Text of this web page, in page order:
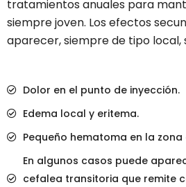
tratamientos anuales para
siempre joven. Los efectos
aparecer, siempre de tipo local,
Dolor en el punto de inyección.
Edema local y eritema.
Pequeño hematoma en la zona
En algunos casos puede
cefalea transitoria que remite